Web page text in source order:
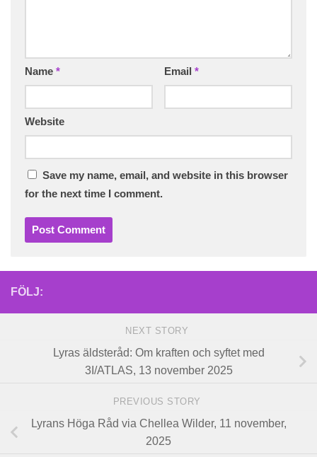
Name * Email *
Website
Save my name, email, and website in this browser
for the next time I comment.
FÖLJ:
NEXT STORY
Lyras äldsteråd: Om kraften och syftet med
3I/ATLAS, 13 november 2025
PREVIOUS STORY
Lyrans Höga Råd via Chellea Wilder, 11 november,
2025